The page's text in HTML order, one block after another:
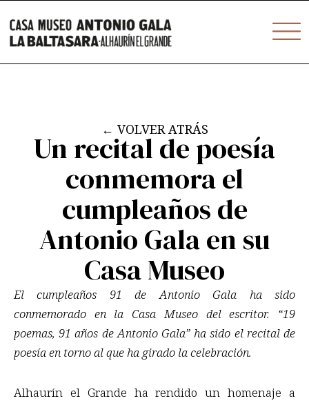
contenido
← VOLVER ATRÁS
Un recital de poesía
conmemora el
cumpleaños de
Antonio Gala en su
Casa Museo
El cumpleaños 91 de Antonio Gala ha sido
conmemorado en la Casa Museo del escritor. “19
poemas, 91 años de Antonio Gala” ha sido el recital de
poesía en torno al que ha girado la celebración.
Alhaurín el Grande ha rendido un homenaje a